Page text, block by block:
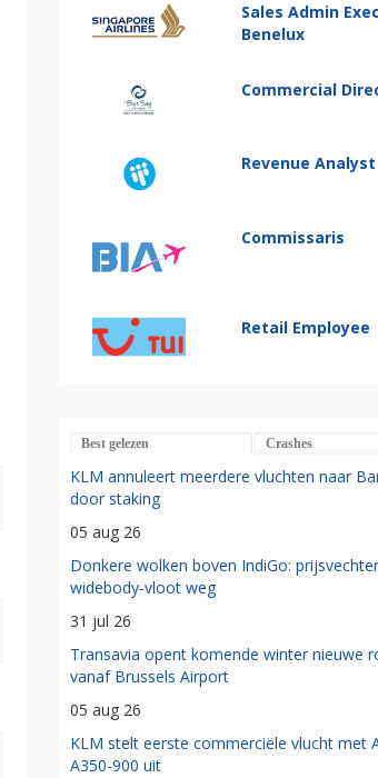
Sales Admin
Benelux
Commercial
Revenue Analyst
Commissaris
Retail Employee
Best gelezen Crashes
KLM annuleert meerdere vluchten naar
door staking
05 aug 26
Donkere wolken boven IndiGo:
widebody-vloot weg
31 jul 26
Transavia opent komende winter nieuwe
vanaf Brussels Airport
05 aug 26
KLM stelt eerste commerciële vlucht met
A350-900 uit